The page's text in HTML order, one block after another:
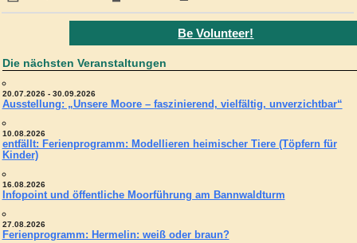
Be Volunteer!
Die nächsten Veranstaltungen
20.07.2026 - 30.09.2026
Ausstellung: „Unsere Moore – faszinierend, vielfältig, unverzichtbar“
10.08.2026
entfällt: Ferienprogramm: Modellieren heimischer Tiere (Töpfern für
Kinder)
16.08.2026
Infopoint und öffentliche Moorführung am Bannwaldturm
27.08.2026
Ferienprogramm: Hermelin: weiß oder braun?